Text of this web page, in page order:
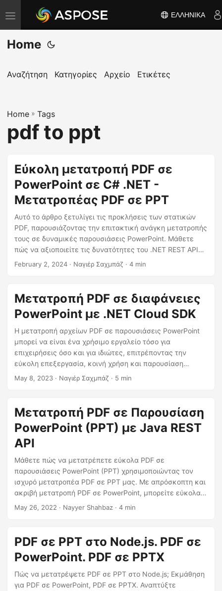
Ε
ν
α
λ
ή
π
λ
ΕΛΛΗΝΙΚΆ
Home
Αναζήτηση Κατηγορίες Αρχείο Ετικέτες
Home » Tags
pdf to ppt
Εύκολη μετατροπή PDF σε
PowerPoint σε C# .NET -
Μετατροπέας PDF σε PPT
Αυτό το άρθρο ξετυλίγει τις προκλήσεις των στατικών
PDF, παρουσιάζοντας την επιτακτική ανάγκη μετατροπής
τους σε δυναμικές παρουσιάσεις PowerPoint. Μάθετε
πώς να αξιοποιείτε τις δυνατότητες του .NET REST API
για απρόσκοπτη ροή εργασιών διαχείρισης εγγράφων.
February 2, 2024 · Ναγιέρ Σαχμπάζ · 4 min
Μετατροπή PDF σε διαφάνειες
PowerPoint με .NET Cloud SDK
Η μετατροπή αρχείων PDF σε παρουσιάσεις PowerPoint
μπορεί να είναι ένα χρήσιμο εργαλείο τόσο για
επιχειρήσεις όσο και για ιδιώτες, επιτρέποντας την
εύκολη επεξεργασία, κοινή χρήση και παρουσίαση
πληροφοριών. Με τη βοήθεια του Aspose.Slides Cloud SDK
τα βήματα για τη μετατροπή αρχείων PDF σε
παρουσιάσεις PowerPoint χρησιμοποιώντας το
Aspose.Slides Cloud SDK, καθώς και θα παρέχουμε
πρόσθετες συμβουλές και πληροφορίες για τη
May 8, 2023 · Ναγιέρ Σαχμπάζ · 5 min
Μετατροπή PDF σε Παρουσίαση
PowerPoint (PPT) με Java REST
API
Μάθετε πώς να μετατρέπετε εύκολα PDF σε
παρουσιάσεις PowerPoint (PPT) χρησιμοποιώντας τον
ισχυρό μετατροπέα PDF σε PPT μας. Με απρόσκοπτη και
ακριβή μετατροπή PDF σε PowerPoint, μπορείτε εύκολα
να μετατρέψετε τα έγγραφα PDF σας σε δυναμικές και
κουραστικές ρυθμίσεις μορφοποίησης και ανακαλύψτε
τις δυνατότητες του Java Cloud SDK για τη μετατροπή
παρουσιάσεων PDF σε PowerPoint.
May 26, 2022 · Nayyer Shahbaz · 4 min
PDF σε PPT στο Node.js. PDF σε
PowerPoint. PDF σε PPTX
Πώς να μετατρέψετε PDF σε PPT στο Node.js; Εκμάθηση
για PDF σε PowerPoint, PDF σε PPTX. Αναπτύξτε